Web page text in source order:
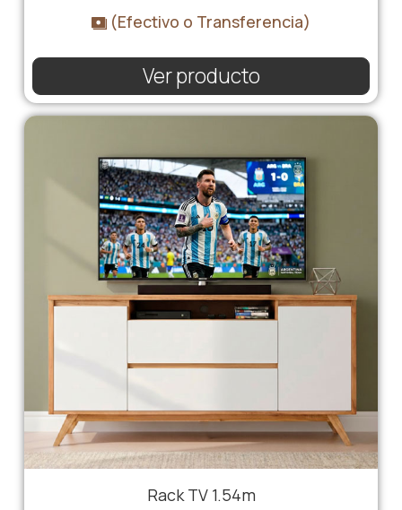
(Efectivo o Transferencia)
Ver producto
Rack TV 1.54m